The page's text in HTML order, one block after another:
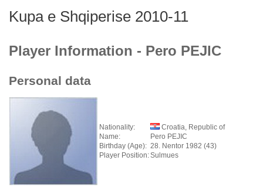
Kupa e Shqiperise 2010-11
Player Information - Pero PEJIC
Personal data
Nationality:
Croatia, Republic of
Name:
Pero PEJIC
Birthday (Age): 28. Nentor 1982 (43)
Player Position:Sulmues